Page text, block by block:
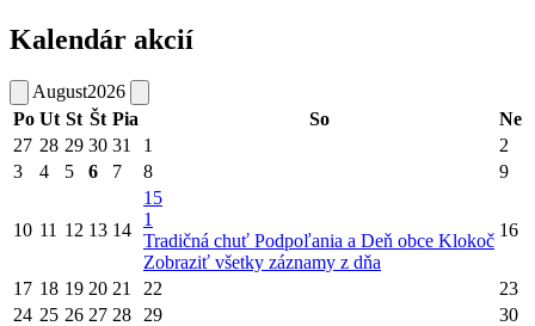
Kalendár akcií
August2026
Po Ut St Št Pia So
Ne
27 28 29 30 31 1
2
3
4 5 6 7 8 9
10 11 12 13 14
15
1
Tradičná chuť Podpoľania a Deň obce Klokoč
Zobraziť všetky záznamy z dňa
16
17 18 19 20 21 22
23
24 25 26 27 28 29
30